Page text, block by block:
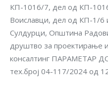
КП-1016/7, дел од КП-
Воиславци, дел од КП-1/
Сулдурци, Општина
друштво за проектирање
консалтинг ПАРАМЕТАР
тех.број 04-117/2024 од